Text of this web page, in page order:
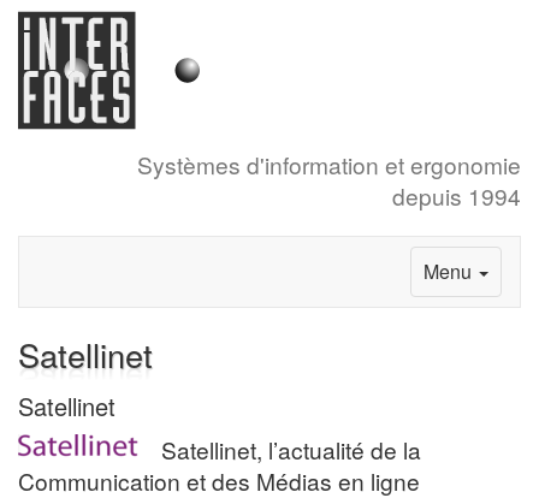
Systèmes d'information et ergonomie
depuis 1994
Menu
Satellinet
Satellinet
Satellinet, l’actualité de la
Communication et des Médias en ligne